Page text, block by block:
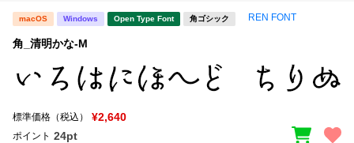
macOS Windows Open Type Font 角ゴシック REN FONT
角_清明かな-M
標準価格（税込） ¥2,640
ポイント 24pt